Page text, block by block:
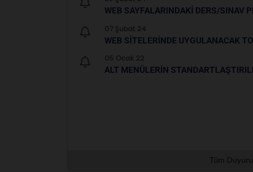
WEB SAYFALARINDAKI DERS/SINAV
WEB SITELERINDE UYGULANACAK
ALT MENÜLERIN